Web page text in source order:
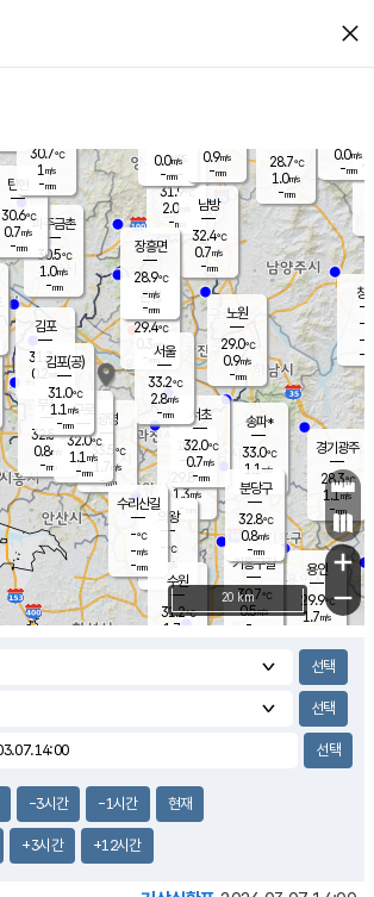
close
양주
31.9℃
2.0
-mm
과천
29.8℃
1.3m/s
- mm
용인
29.9℃
1.7m/s
경기광주
28.3℃
1.1m/s
-mm
1.1m/s
파주금촌
30.5℃
1.0m/s
-mm
28.7℃
1.0m/s
-mm
창
-
-m/
-
탄현
30.6℃
0.7m/s
-mm
0.0m/s
-mm
의왕
- ℃
m/s
mm
김포
31.3℃
0.2 m/s
mm
광명
33.5 ℃
1.7 m/s
-mm
부천
32.5℃
0.8m/s
-mm
구로
32.0℃
1.1 m/s
-mm
은평
29.4℃
0.3 m/s
- mm
노원
29.0℃
0.9m/s
-mm
송파*
33.0℃
1.1 m/s
-mm
서초
32.0℃
0.7m/s
-mm
남방
32.4℃
0.7m/s
-mm
기흥구갈
30.7℃
0.5m/s
-
수리산길
-℃
-m/s
-mm
분당구
32.8℃
0.8m/s
-mm
장흥면
28.9℃
-m/s
-mm
0.0m/s
-mm
김포(공)
31.0℃
1.1 m/s
-mm
수원
31.2℃
1.7 m/s
서울
33.2℃
2.8m/s
-mm
30.7℃
1 m/s
-mm
0.9m/s
-mm
+
−
20 km
-3시간 -1시간 현재
+3시간 +12시간